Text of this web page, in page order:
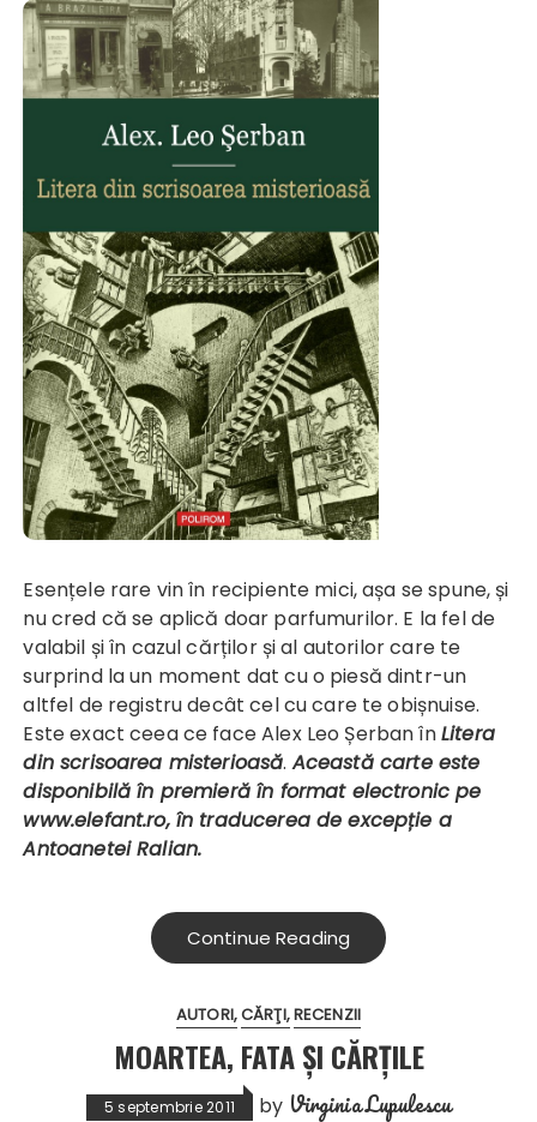
Esențele rare vin în recipiente mici, așa se spune, și
nu cred că se aplică doar parfumurilor. E la fel de
valabil și în cazul cărților și al autorilor care te
surprind la un moment dat cu o piesă dintr-un
altfel de registru decât cel cu care te obișnuise.
Este exact ceea ce face Alex Leo Șerban înLitera
din scrisoarea misterioasă.Această carte este
disponibilă în premieră în format electronic pe
www.elefant.ro, în traducerea de excepție a
Antoanetei Ralian.
Continue Reading
AUTORI CĂRŢI RECENZII
MOARTEA, FATA ŞI CĂRŢILE
5 septembrie 2011 by Virginia Lupulescu